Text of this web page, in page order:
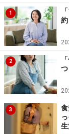
ら節約して旅
＜調査概要＞
物価高でも旅を
調査方法：イ
調査実施日：
調査対象：全
147人）
※本記事で紹
1
2
3